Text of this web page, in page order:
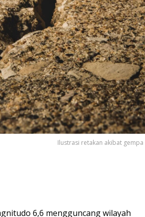
Ilustrasi retakan akibat
6,6 mengguncang wilayah
DUA PENCURI